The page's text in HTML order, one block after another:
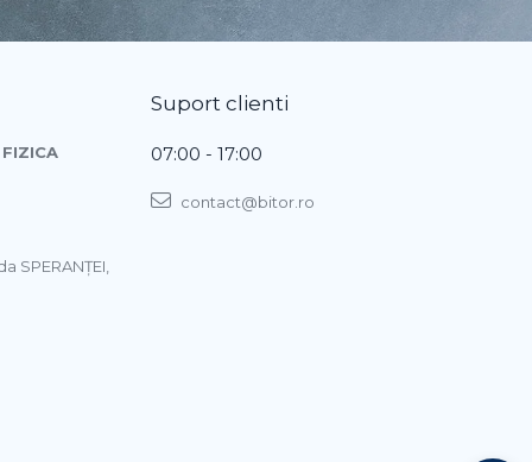
SPERANŢEI,
Suport clienti
07:00 - 17:00
contact@bitor.ro